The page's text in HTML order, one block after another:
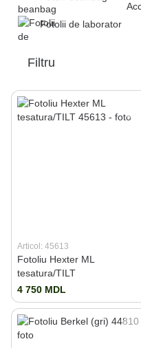
Fotolii de laborator
Filtru
Articol: 45613
Fotoliu Hexter ML
tesatura/TILT
4 750 MDL